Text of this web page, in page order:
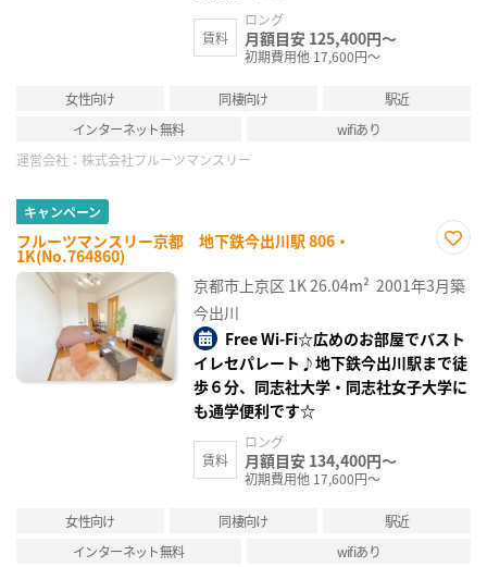
賃料
ロング
月額目安 125,400円～
初期費用他 17,600円～
女性向け 同棲向け
駅近
インターネット無料
wifiあり
運営会社： 株式会社フルーツマンスリー
キャンペーン
フルーツマンスリー京都 地下鉄今出川駅 806・
1K(No.764860)
に入
り登
京都市上京区 1K26.04m² 2001年3月築
今出川
Free Wi-Fi☆広めのお部屋でバスト
イレセパレート♪地下鉄今出川駅まで徒
歩６分、同志社大学・同志社女子大学に
も通学便利です☆
賃料
ロング
月額目安 134,400円～
初期費用他 17,600円～
女性向け 同棲向け
駅近
インターネット無料
wifiあり